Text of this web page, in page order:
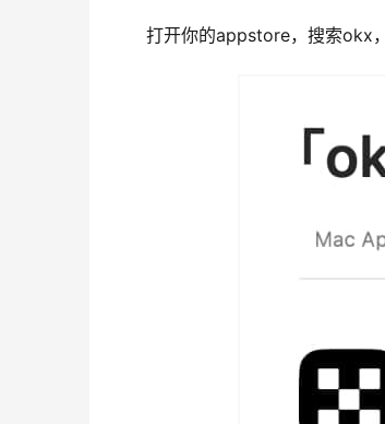
打开你的appstore，搜索okx